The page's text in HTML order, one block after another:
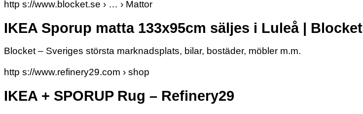
http s://www.blocket.se › … › Mattor
IKEA Sporup matta 133x95cm säljes i Luleå | Blocket
Blocket – Sveriges största marknadsplats, bilar, bostäder, möbler m.m.
http s://www.refinery29.com › shop
IKEA + SPORUP Rug – Refinery29